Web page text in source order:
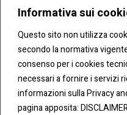
Informativa sui
Questo sito non utilizza
secondo la normativa
consenso per i cookies
necessari a fornire i servizi
informazioni sulla Privacy
pagina apposita: